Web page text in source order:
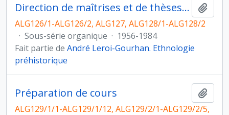
Direction de maîtrises et de thèses de doctorat
ALG126/1-ALG126/2, ALG127, ALG128/1-ALG128/2
· Sous-série organique · 1956-1984
Fait partie de André Leroi-Gourhan. Ethnologie
préhistorique
Préparation de cours
ALG129/1/1-ALG129/1/12, ALG129/2/1-ALG129/2/5,